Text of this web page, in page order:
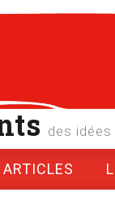
des
ARTICLES